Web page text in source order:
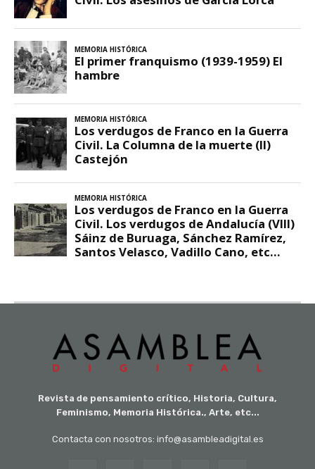
Revista de pensamiento crítico, Historia, Cultura,
Feminismo, Memoria Histórica., Arte, etc...
Contacta con nosotros: info@asambleadigital.es